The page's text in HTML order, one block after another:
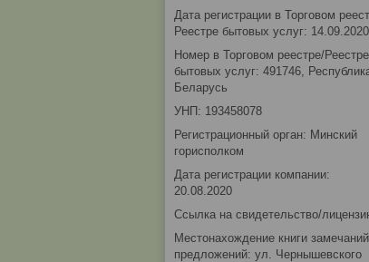
Дата регистрации в Торговом
Реестре бытовых услуг: 14.09.2020
Номер в Торговом реестре/Реестре
бытовых услуг: 491746,
Беларусь
УНП: 193458078
Регистрационный орган: Минский
горисполком
Дата регистрации компании:
20.08.2020
Ссылка на свидетельство/
Местонахождение книги
предложений: ул. Чернышевского